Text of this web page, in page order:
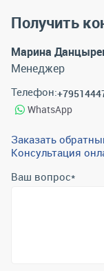
Получить
Марина
Менеджер
Телефон:
WhatsApp
Заказать
Консультация
Ваш вопрос*